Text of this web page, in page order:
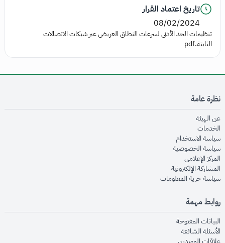
تاريخ اعتماد القرار
08/02/2024
تنظيمات الحد الأدنى لسرعات النطاق العريض عبر شبكات الاتصالات
الثابتة.pdf
نظرة عامة
عن الهيئةopens in new window
الخدماتopens in new window
سياسة الاستخدام
سياسة الخصوصيةopens in new window
المركز الإعلاميopens in new window
المشاركة الإلكترونيةopens in new window
سياسة حرية المعلوماتopens in new window
روابط مهمة
البيانات المفتوحةopens in new window
الأسئلة الشائعةopens in new window
opens in new window